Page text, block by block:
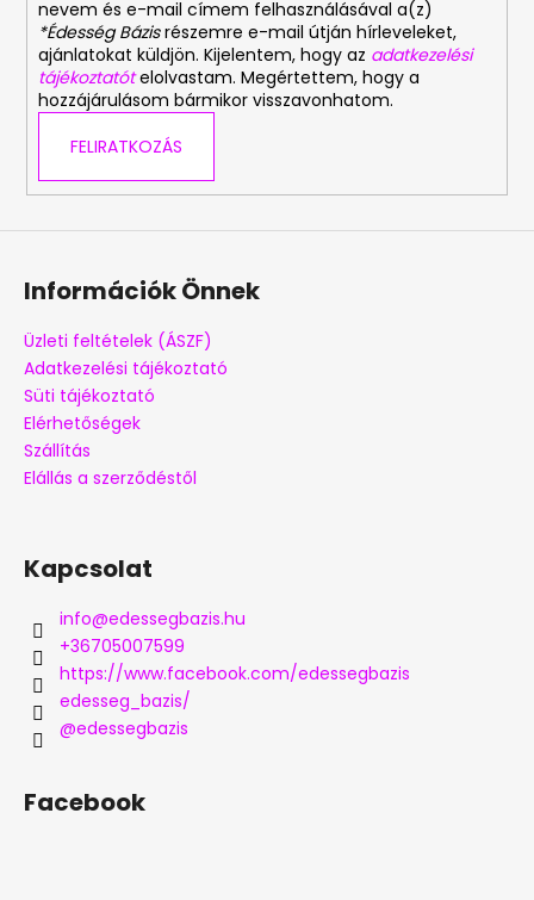
nevem és e-mail címem felhasználásával a(z)
*Édesség Bázisrészemre e-mail útján hírleveleket,
ajánlatokat küldjön. Kijelentem, hogy az adatkezelési
tájékoztatót elolvastam. Megértettem, hogy a
hozzájárulásom bármikor visszavonhatom.
FELIRATKOZÁS
Információk Önnek
Üzleti feltételek (ÁSZF)
Adatkezelési tájékoztató
Süti tájékoztató
Elérhetőségek
Szállítás
Elállás a szerződéstől
Kapcsolat
info@edessegbazis.hu
+36705007599
https://www.facebook.com/edessegbazis
edesseg_bazis/
@edessegbazis
Facebook